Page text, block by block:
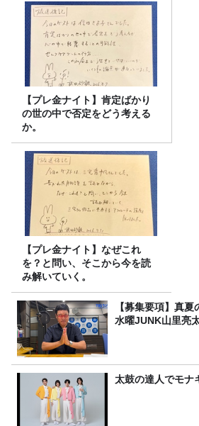
【プレ金ナイト】肯定ばかり
の世の中で否定をどう考える
か。
【プレ金ナイト】なぜこれ
を？と問い、そこから今を読
み解いていく。
【募集要項】真
水曜JUNK山里亮
太鼓の達人でモナ